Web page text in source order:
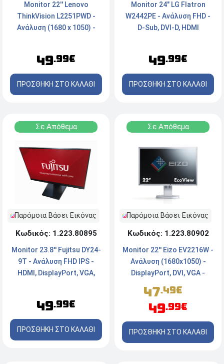
Monitor 22'' Lenovo
ThinkVision L2251PWD -
Ανάλυση (1680 x 1050) -
49.99€
ΠΡΟΣΘΗΚΗ ΣΤΟ ΚΑΛΑΘΙ
Monitor 24" LG Flatron
W2442PE - Ανάλυση FHD -
D-Sub, DVI-D, HDMI
49.99€
ΠΡΟΣΘΗΚΗ ΣΤΟ ΚΑΛΑΘΙ
Σε Απόθεμα
Παρόμοια Βάσει Εικόνας
Κωδικός: 1.223.80895
Monitor 23.8'' Fujitsu DY24-
9T - Ανάλυση FHD IPS -
HDMI, DisplayPort, VGA,
49.99€
ΠΡΟΣΘΗΚΗ ΣΤΟ ΚΑΛΑΘΙ
Σε Απόθεμα
Παρόμοια Βάσει Εικόνας
Κωδικός: 1.223.80902
Monitor 22'' Eizo EV2216W -
Ανάλυση (1680x1050) -
DisplayPort, DVI, VGA -
47.49€
49.99€
ΠΡΟΣΘΗΚΗ ΣΤΟ ΚΑΛΑΘΙ